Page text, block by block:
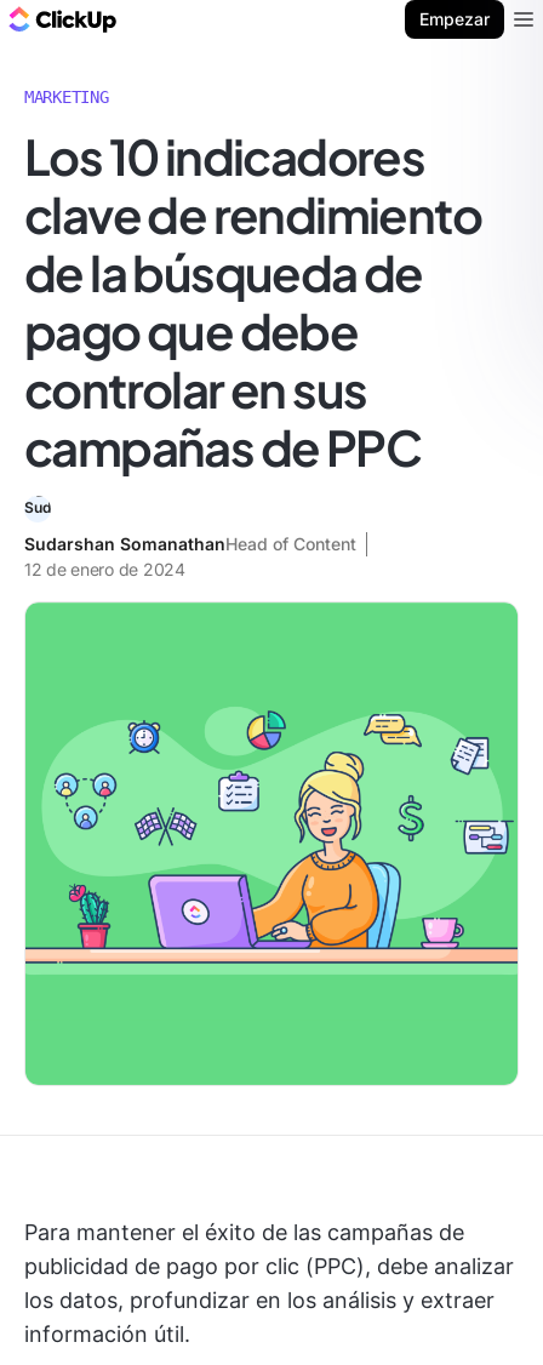
Empezar
MARKETING
Los 10 indicadores
clave de rendimiento
de la búsqueda de
pago que debe
controlar en sus
campañas de PPC
Sudarshan SomanathanHead of Content
12 de enero de 2024
Para mantener el éxito de las campañas de
publicidad de pago por clic (PPC), debe analizar
los datos, profundizar en los análisis y extraer
información útil.